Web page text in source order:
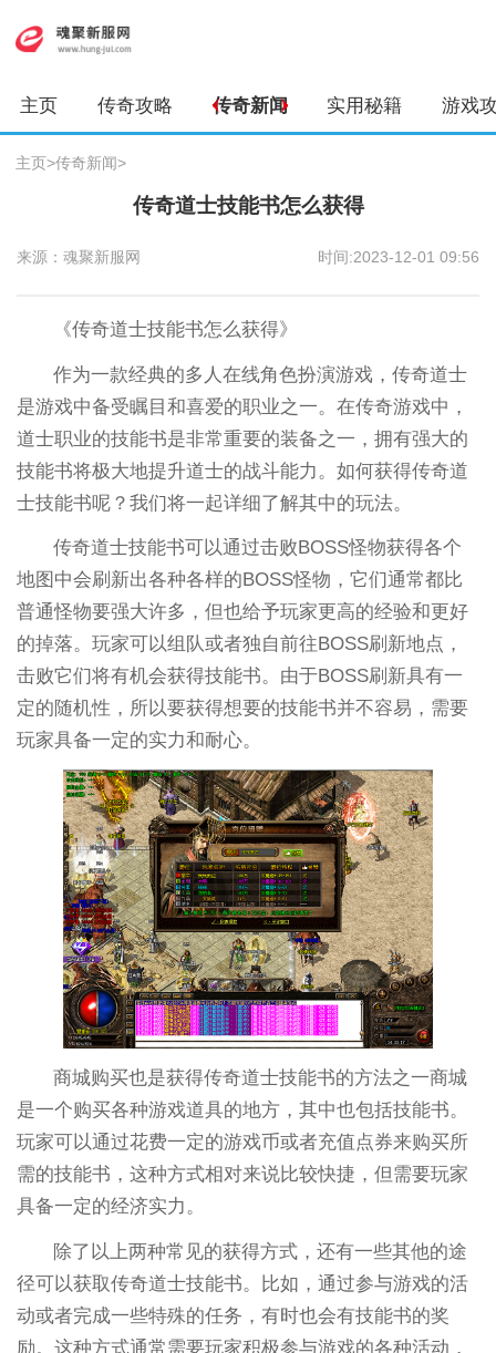
主页 传奇攻略 传奇新闻 实用秘籍 游戏
主页>传奇新闻>
传奇道士技能书怎么获得
来源：魂聚新服网 时间:2023-12-01 09:56
《传奇道士技能书怎么获得》
作为一款经典的多人在线角色扮演游戏，传奇道士
是游戏中备受瞩目和喜爱的职业之一。在传奇游戏中，
道士职业的技能书是非常重要的装备之一，拥有强大的
技能书将极大地提升道士的战斗能力。如何获得传奇道
士技能书呢？我们将一起详细了解其中的玩法。
传奇道士技能书可以通过击败BOSS怪物获得各个
地图中会刷新出各种各样的BOSS怪物，它们通常都比
普通怪物要强大许多，但也给予玩家更高的经验和更好
的掉落。玩家可以组队或者独自前往BOSS刷新地点，
击败它们将有机会获得技能书。由于BOSS刷新具有一
定的随机性，所以要获得想要的技能书并不容易，需要
玩家具备一定的实力和耐心。
商城购买也是获得传奇道士技能书的方法之一商城
是一个购买各种游戏道具的地方，其中也包括技能书。
玩家可以通过花费一定的游戏币或者充值点券来购买所
需的技能书，这种方式相对来说比较快捷，但需要玩家
具备一定的经济实力。
除了以上两种常见的获得方式，还有一些其他的途
径可以获取传奇道士技能书。比如，通过参与游戏的活
动或者完成一些特殊的任务，有时也会有技能书的奖
励。这种方式通常需要玩家积极参与游戏的各种活动，